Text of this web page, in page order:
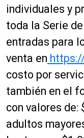
individuales y
toda la Serie
entradas para
venta en
costo por
también en el
con valores de:
adultos